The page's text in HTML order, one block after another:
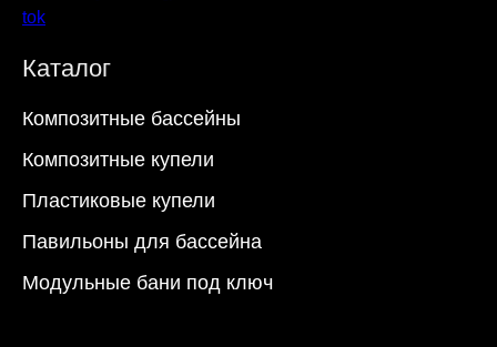
Каталог
Композитные бассейны
Композитные купели
Пластиковые купели
Павильоны для бассейна
Модульные бани под ключ